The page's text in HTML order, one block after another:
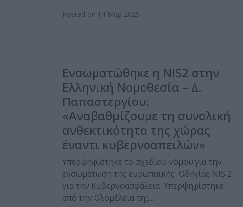
Posted on 14 Μαρ 2025
Ενσωματώθηκε η NIS2 στην
Ελληνική Νομοθεσία – Δ.
Παπαστεργίου:
«Αναβαθμίζουμε τη συνολική
ανθεκτικότητα της χώρας
έναντι κυβερνοαπειλών»
Υπερψηφίστηκε το σχεδίου νόμου για την
ενσωμάτωση της ευρωπαϊκής Οδηγίας NIS 2
για την Κυβερνοασφάλεια Υπερψηφίστηκε
από την Ολομέλεια της…